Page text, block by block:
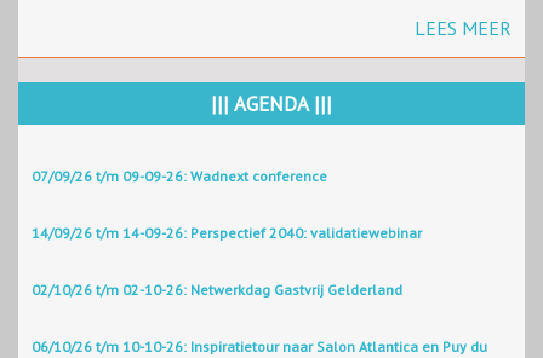
LEES MEER
||| AGENDA |||
07/09/26 t/m 09-09-26: Wadnext conference
14/09/26 t/m 14-09-26: Perspectief 2040: validatiewebinar
02/10/26 t/m 02-10-26: Netwerkdag Gastvrij Gelderland
06/10/26 t/m 10-10-26: Inspiratietour naar Salon Atlantica en Puy du